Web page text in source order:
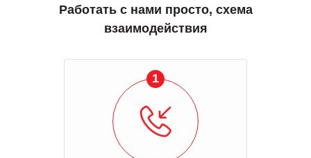
Работать с нами просто, схема
взаимодействия
1